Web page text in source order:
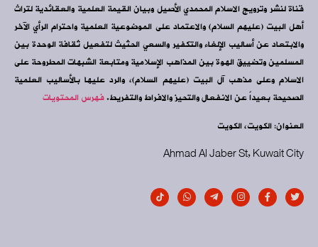
قناة لنشر وترويج الاسلام المحمدي الأصيل وبيان القيمة العلمية والعقائدية لتراث
أهل البيت (عليهم السلام) والاعتماد على الموضوعية العلمية واحترام الرأي الآخر
والابتعاد عن أساليب الإلغاء والتكفير والسعي الحثيث لتفعيل ثقافة الوحدة بين
المسلمين وتضييق الهوة بين المذاهب الإسلامية ومتابعة الشبهات المطروحة على
الاسلام وعلى مذهب آل البيت (عليهم السلام)، والرد عليها بالأساليب العلمية
الصحيحة بعيداً عن الانفعال والتحيز والافراط والتفريط.فهرس المحتويات
العنوان: الكويت، الكويت
Ahmad Al Jaber St, Kuwait City